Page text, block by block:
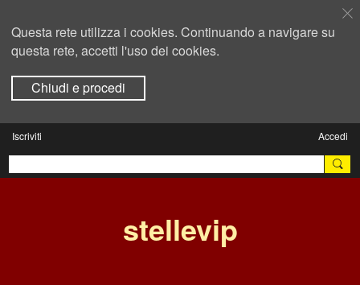
Questa rete utilizza i cookies. Continuando a navigare su
questa rete, accetti l'uso dei cookies.
Chiudi e procedi
Iscriviti Accedi
stellevip